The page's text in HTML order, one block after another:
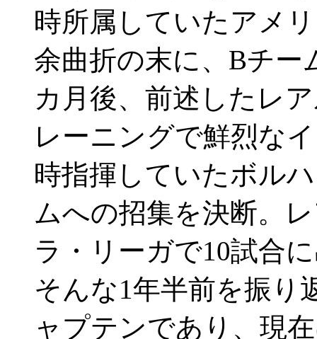
時所属していたアメ
余曲折の末に、Bチー
カ月後、前述したレ
レーニングで鮮烈な
時指揮していたボル
ムへの招集を決断。
ラ・リーガで10試合
そんな1年半前を振り
ャプテンであり、現